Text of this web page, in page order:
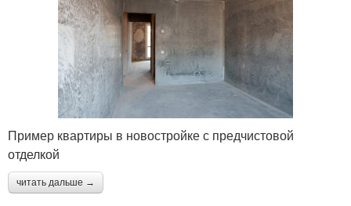
Пример квартиры в новостройке с предчистовой
отделкой
читать дальше →